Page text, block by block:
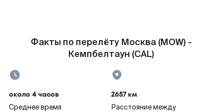
Факты по перелёту Москва (MOW) -
Кемпбелтаун (CAL)
около 4 часов
Среднее время
2657 км
Расстояние между